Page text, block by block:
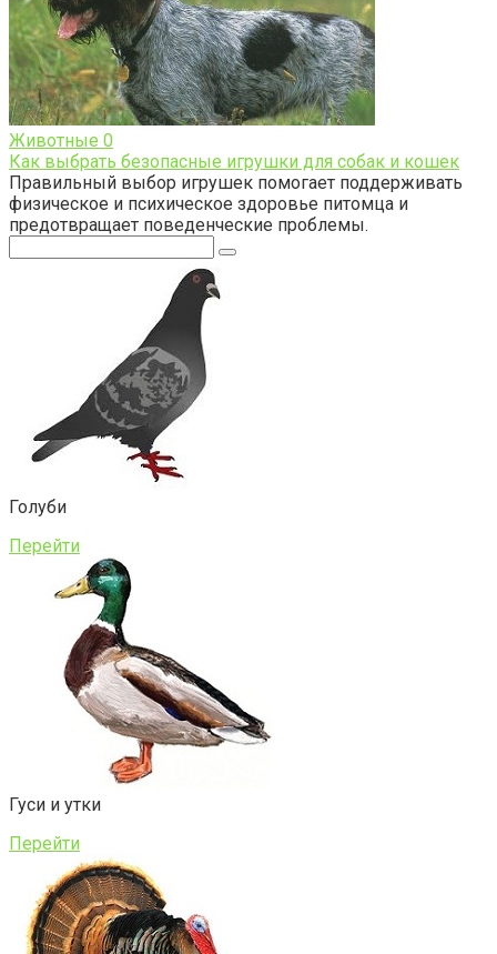
Животные 0
Как выбрать безопасные игрушки для собак и кошек
Правильный выбор игрушек помогает поддерживать
физическое и психическое здоровье питомца и
предотвращает поведенческие проблемы.
Голуби
Перейти
Гуси и утки
Перейти